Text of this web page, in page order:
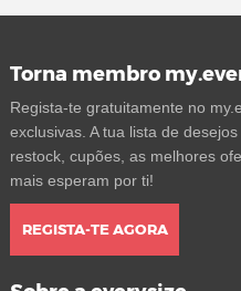
Torna membro
Regista-te gratuitamente no
exclusivas. A tua lista de
restock, cupões, as melhores
mais esperam por ti!
REGISTA-TE AGORA